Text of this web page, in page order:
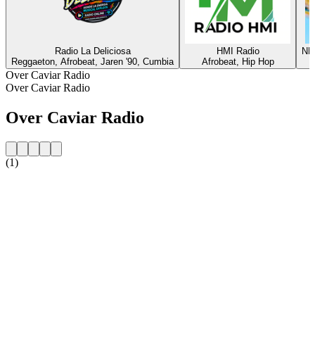
Radio La Deliciosa
Reggaeton, Afrobeat, Jaren '90, Cumbia
HMI Radio
Afrobeat, Hip Hop
Over Caviar Radio
Over Caviar Radio
Over Caviar Radio
(1)